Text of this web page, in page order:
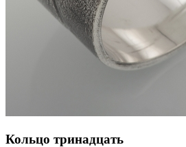
Кольцо тринадцать